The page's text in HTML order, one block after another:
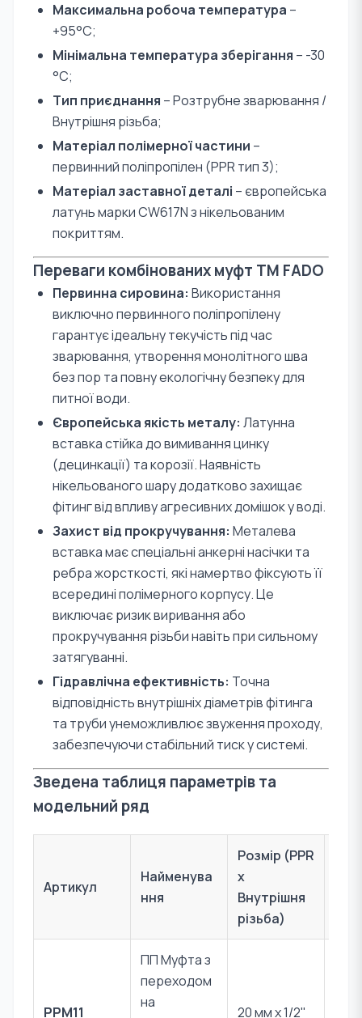
Максимальна робоча температура –
+95°С;
Мінімальна температура зберігання – -30
°С;
Тип приєднання – Розтрубне зварювання /
Внутрішня різьба;
Матеріал полімерної частини –
первинний поліпропілен (PPR тип 3);
Матеріал заставної деталі – європейська
латунь марки CW617N з нікельованим
покриттям.
Переваги комбінованих муфт TM FADO
Первинна сировина: Використання
виключно первинного поліпропілену
гарантує ідеальну текучість під час
зварювання, утворення монолітного шва
без пор та повну екологічну безпеку для
питної води.
Європейська якість металу: Латунна
вставка стійка до вимивання цинку
(децинкації) та корозії. Наявність
нікельованого шару додатково захищає
фітинг від впливу агресивних домішок у воді.
Захист від прокручування: Металева
вставка має спеціальні анкерні насічки та
ребра жорсткості, які намертво фіксують її
всередині полімерного корпусу. Це
виключає ризик виривання або
прокручування різьби навіть при сильному
затягуванні.
Гідравлічна ефективність: Точна
відповідність внутрішніх діаметрів фітинга
та труби унеможливлює звуження проходу,
забезпечуючи стабільний тиск у системі.
Зведена таблиця параметрів та
модельний ряд
Артикул
Найменува
ння
Розмір (PPR
x
Внутрішня
різьба)
PPM11
ПП Муфта з
переходом
на
20 мм x 1/2"